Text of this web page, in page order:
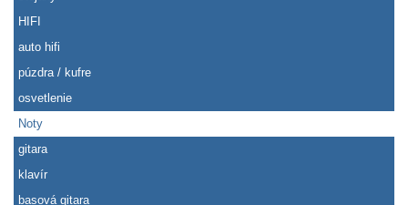
HIFI
auto hifi
púzdra / kufre
osvetlenie
Noty
gitara
klavír
basová gitara